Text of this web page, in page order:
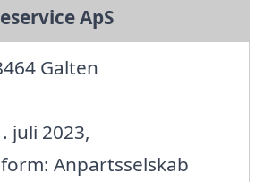
ApS
Galten
juli 2023,
Anpartsselskab